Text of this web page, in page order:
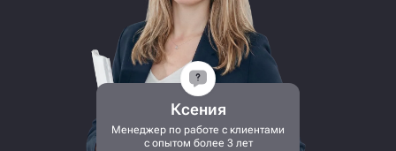
Ксения
Менеджер по работе с клиентами
с опытом более 3 лет